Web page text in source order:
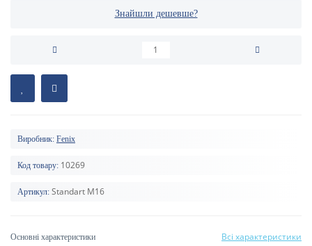
Знайшли дешевше?
Виробник: Fenix
Код товару: 10269
Артикул: Standart M16
Основні характеристики Всі характеристики